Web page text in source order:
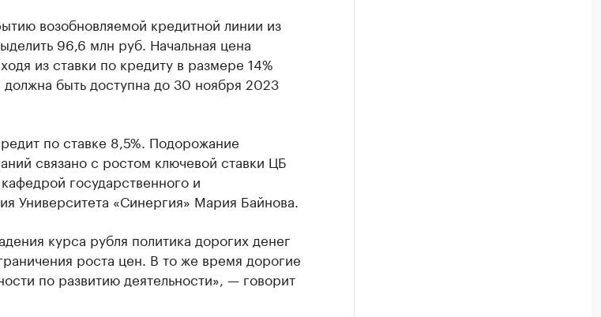
возобновляемой кредитной линии из
96,6 млн руб. Начальная цена
из ставки по кредиту в размере 14%
быть доступна до 30 ноября 2023
по ставке 8,5%. Подорожание
связано с ростом ключевой ставки ЦБ
государственного и
Университета «Синергия» Мария Байнова.
курса рубля политика дорогих денег
роста цен. В то же время дорогие
по развитию деятельности», — говорит